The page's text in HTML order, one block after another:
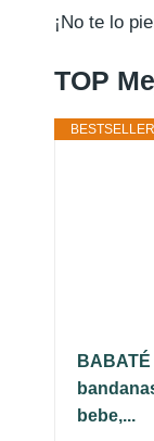
¡No te lo
TOP
bebe,...